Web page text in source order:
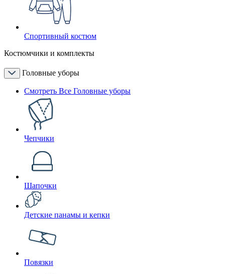
Спортивный костюм
Костюмчики и комплекты
Головные уборы
Смотреть Все Головные уборы
Чепчики
Шапочки
Детские панамы и кепки
Повязки